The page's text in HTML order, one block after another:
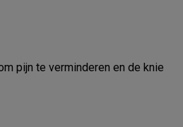
pijn te verminderen en de knie